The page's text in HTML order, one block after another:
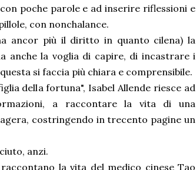
poche parole e ad inserire riflessioni e
con nonchalance.
ancor più il diritto in quanto cilena) la
anche la voglia di capire, di incastrare i
si faccia più chiara e comprensibile.
della fortuna", Isabel Allende riesce ad
a raccontare la vita di una
costringendo in trecento pagine un
anzi.
la vita del medico cinese Tao